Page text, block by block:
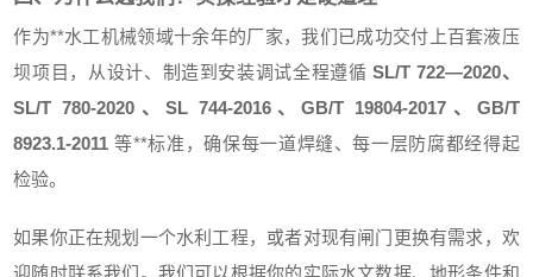
作为**水工机械领域十余年的厂家，我们已成功交付上百套液压
坝项目，从设计、制造到安装调试全程遵循SL/T 722—2020、
SL/T 780-2020、SL 744-2016、GB/T 19804-2017、GB/T
8923.1-2011 等**标准，确保每一道焊缝、每一层防腐都经得起
检验。
如果你正在规划一个水利工程，或者对现有闸门更换有需求，欢
迎随时联系我们。我们可以根据你的实际水文数据、地形条件和